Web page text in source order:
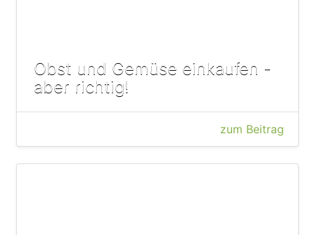
Obst und Gemüse einkaufen -
aber richtig!
zum Beitrag